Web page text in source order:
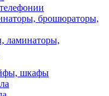
брошюраторы,
ламинаторы,
шкафы